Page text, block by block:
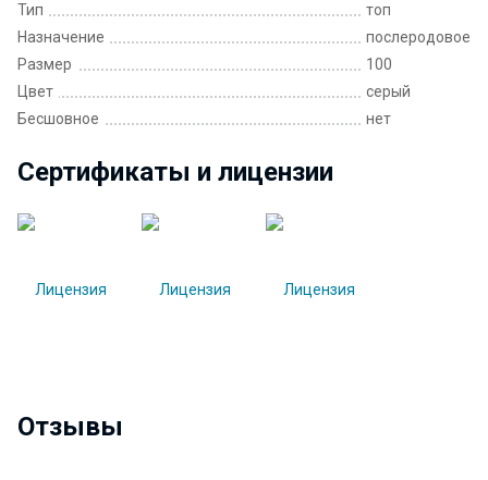
Тип
топ
Назначение
послеродовое
Размер
100
Цвет
серый
Бесшовное
нет
Сертификаты и лицензии
Отзывы